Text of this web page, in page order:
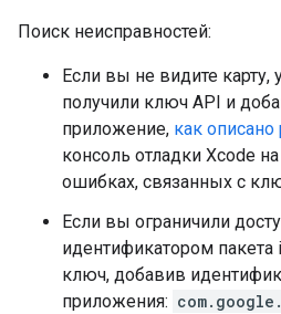
Поиск неисправностей:
Если вы не видите карту,
получили ключ API и
приложение, как описано
консоль отладки Xcode
ошибках, связанных с
Если вы ограничили
идентификатором пакета
ключ, добавив
приложения: